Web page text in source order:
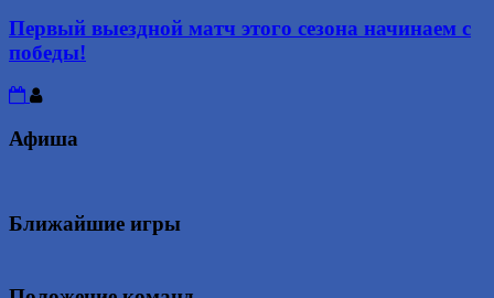
Первый выездной матч этого сезона начинаем с
победы!
Афиша
Ближайшие игры